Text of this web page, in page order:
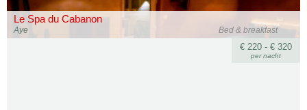
Le Spa du Cabanon
Bed & breakfast
Aye
€ 220 - € 320
per nacht